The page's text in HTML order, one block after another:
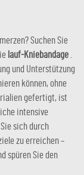
Suchen Sie
lauf-Kniebandage
und Unterstützung
können, ohne
gefertigt, ist
intensive
sich durch
zu erreichen –
spüren Sie den